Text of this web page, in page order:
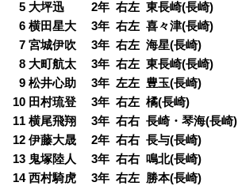
05 大坪迅 2年 右左 東長崎(長崎)
06 横田星大 3年 右左 喜々津(長崎)
07 宮城伊吹 3年 右左 海星(長崎)
08 大町航太 3年 右左 東長崎(長崎)
09 松井心助 3年 左左 豊玉(長崎)
10 田村琉登 3年 右左 橘(長崎)
11 横尾飛翔 3年 右右 長崎・琴海(長崎)
12 伊藤大晟 2年 右右 長与(長崎)
13 鬼塚陸人 3年 右右 鳴北(長崎)
14 西村騎虎 3年 右左 勝本(長崎)